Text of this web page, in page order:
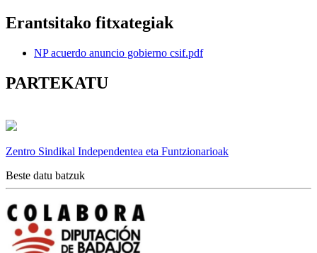
Erantsitako fitxategiak
NP acuerdo anuncio gobierno csif.pdf
PARTEKATU
Zentro Sindikal Independentea eta Funtzionarioak
Beste datu batzuk